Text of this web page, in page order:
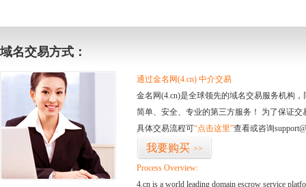
域名交易方式：
通过金名网(4.cn) 中介交易
金名网(4.cn)是全球领先的域名交易服务机构
简单、安全、专业的第三方服务！ 为了保证
具体交易流程可“点击这里”查看或咨询
我要购买 >>
Process Overview:
4.cn is a world leading domain escrow service